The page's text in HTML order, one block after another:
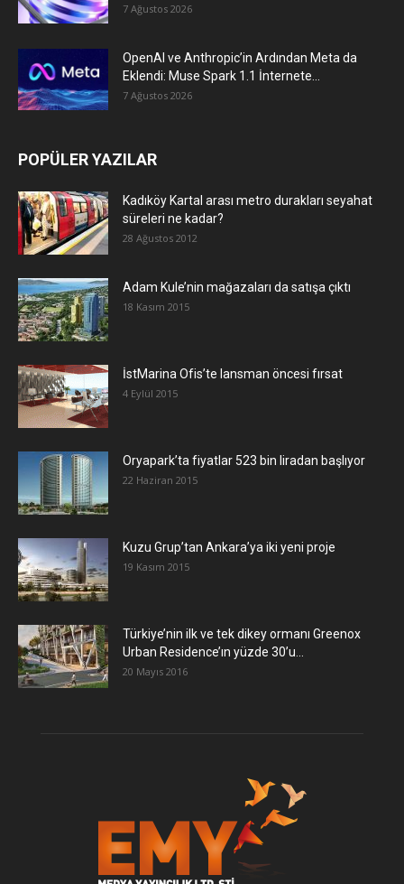
7 Ağustos 2026
OpenAI ve Anthropic’in Ardından Meta da
Eklendi: Muse Spark 1.1 İnternete...
7 Ağustos 2026
POPÜLER YAZILAR
Kadıköy Kartal arası metro durakları seyahat
süreleri ne kadar?
28 Ağustos 2012
Adam Kule’nin mağazaları da satışa çıktı
18 Kasım 2015
İstMarina Ofis’te lansman öncesi fırsat
4 Eylül 2015
Oryapark’ta fiyatlar 523 bin liradan başlıyor
22 Haziran 2015
​Kuzu Grup’tan Ankara’ya iki yeni proje
19 Kasım 2015
Türkiye’nin ilk ve tek dikey ormanı Greenox
Urban Residence’ın yüzde 30’u...
20 Mayıs 2016